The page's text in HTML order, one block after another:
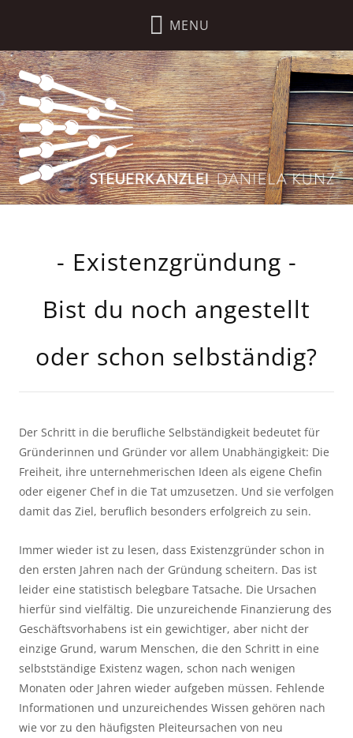
- Existenzgründung -
Bist du noch angestellt
oder schon selbständig?
Der Schritt in die berufliche Selbständigkeit bedeutet für
Gründerinnen und Gründer vor allem Unabhängigkeit: Die
Freiheit, ihre unternehmerischen Ideen als eigene Chefin
oder eigener Chef in die Tat umzusetzen. Und sie verfolgen
damit das Ziel, beruflich besonders erfolgreich zu sein.
Immer wieder ist zu lesen, dass Existenzgründer schon in
den ersten Jahren nach der Gründung scheitern. Das ist
leider eine statistisch belegbare Tatsache. Die Ursachen
hierfür sind vielfältig. Die unzureichende Finanzierung des
Geschäftsvorhabens ist ein gewichtiger, aber nicht der
einzige Grund, warum Menschen, die den Schritt in eine
selbstständige Existenz wagen, schon nach wenigen
Monaten oder Jahren wieder aufgeben müssen. Fehlende
Informationen und unzureichendes Wissen gehören nach
wie vor zu den häufigsten Pleiteursachen von neu